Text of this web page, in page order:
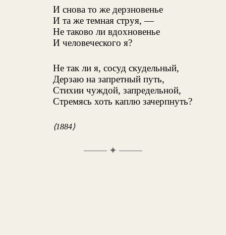
И снова то же дерзновенье
И та же темная струя, —
Не таково ли вдохновенье
И человеческого я?
Не так ли я, сосуд скудельный,
Дерзаю на запретный путь,
Стихии чуждой, запредельной,
Стремясь хоть каплю зачерпнуть?
⟨1884⟩
✦